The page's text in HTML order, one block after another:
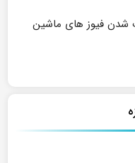
شدن فیوز های ماشین